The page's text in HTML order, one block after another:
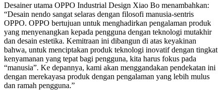
Desainer utama OPPO Industrial Design Xiao Bo menambahkan:
“Desain nendo sangat selaras dengan filosofi manusia-sentris
OPPO. OPPO bertujuan untuk menghadirkan pengalaman produk
yang menyenangkan kepada pengguna dengan teknologi mutakhir
dan desain estetika. Kemitraan ini dibangun di atas keyakinan
bahwa, untuk menciptakan produk teknologi inovatif dengan tingkat
kenyamanan yang tepat bagi pengguna, kita harus fokus pada
“manusia”. Ke depannya, kami akan menggandakan pendekatan ini
dengan merekayasa produk dengan pengalaman yang lebih mulus
dan ramah pengguna.”